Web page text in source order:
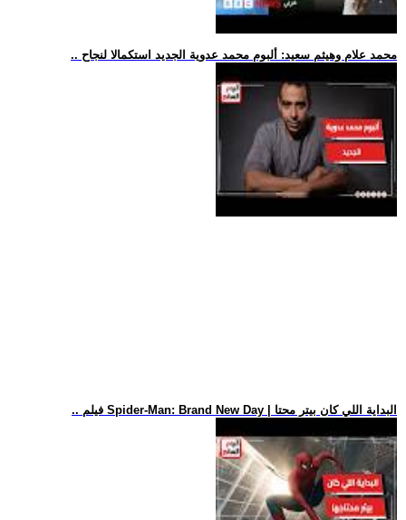
.. محمد علام وهيثم سعيد: ألبوم محمد عدوية الجديد استكمالا لنجاح
.. فيلم Spider-Man: Brand New Day | البداية اللي كان بيتر محتا